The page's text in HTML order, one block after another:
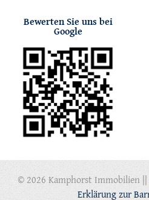
Bewerten Sie uns bei
Google
© 2026 Kamphorst Immobilien ||
Erklärung zur